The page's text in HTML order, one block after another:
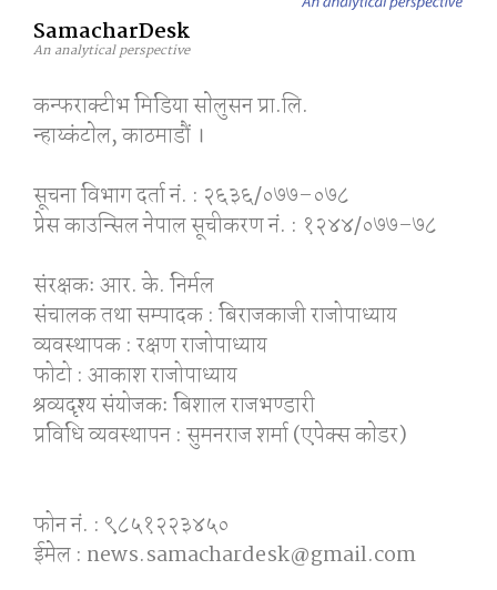
SamacharDesk
An analytical perspective
कन्फराक्टीभ मिडिया साेलुसन प्रा.लि.
न्हाय्कंटाेल, काठमाडाैं ।
सूचना विभाग दर्ता नं. : २६३६/०७७–०७८
प्रेस काउन्सिल नेपाल सूचीकरण नं. : १२४४/०७७–७८
संरक्षकः आर. के. निर्मल
संचालक तथा सम्पादक : बिराजकाजी राजोपाध्याय
व्यवस्थापक : रक्षण राजोपाध्याय
फोटो : आकाश राजोपाध्याय
श्रव्यदृश्य संयोजकः बिशाल राजभण्डारी
प्रविधि व्यवस्थापन : सुमनराज शर्मा (एपेक्स काेडर)
फोन नं. : ९८५१२२३४५०
ईमेल : news.samachardesk@gmail.com